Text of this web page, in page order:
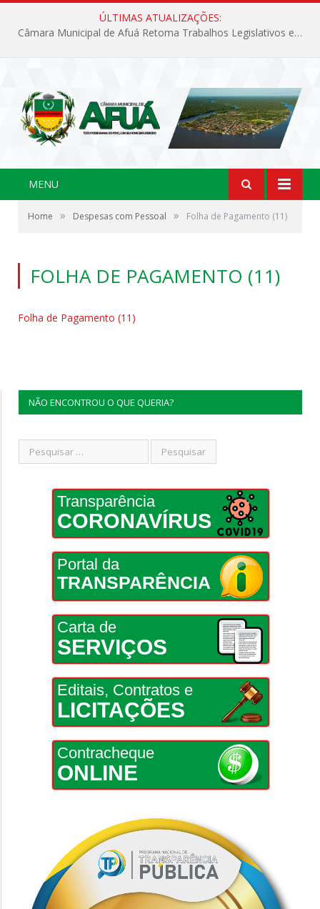
ÚLTIMAS ATUALIZAÇÕES:
Câmara Municipal de Afuá Retoma Trabalhos Legislativos em Sessão Ordinária
MENU
Home » Despesas com Pessoal » Folha de Pagamento (11)
FOLHA DE PAGAMENTO (11)
Folha de Pagamento (11)
NÃO ENCONTROU O QUE QUERIA?
Transparência
CORONAVÍRUS
Portal da
TRANSPARÊNCIA
Carta de
SERVIÇOS
Editais, Contratos e
LICITAÇÕES
Contracheque
ONLINE